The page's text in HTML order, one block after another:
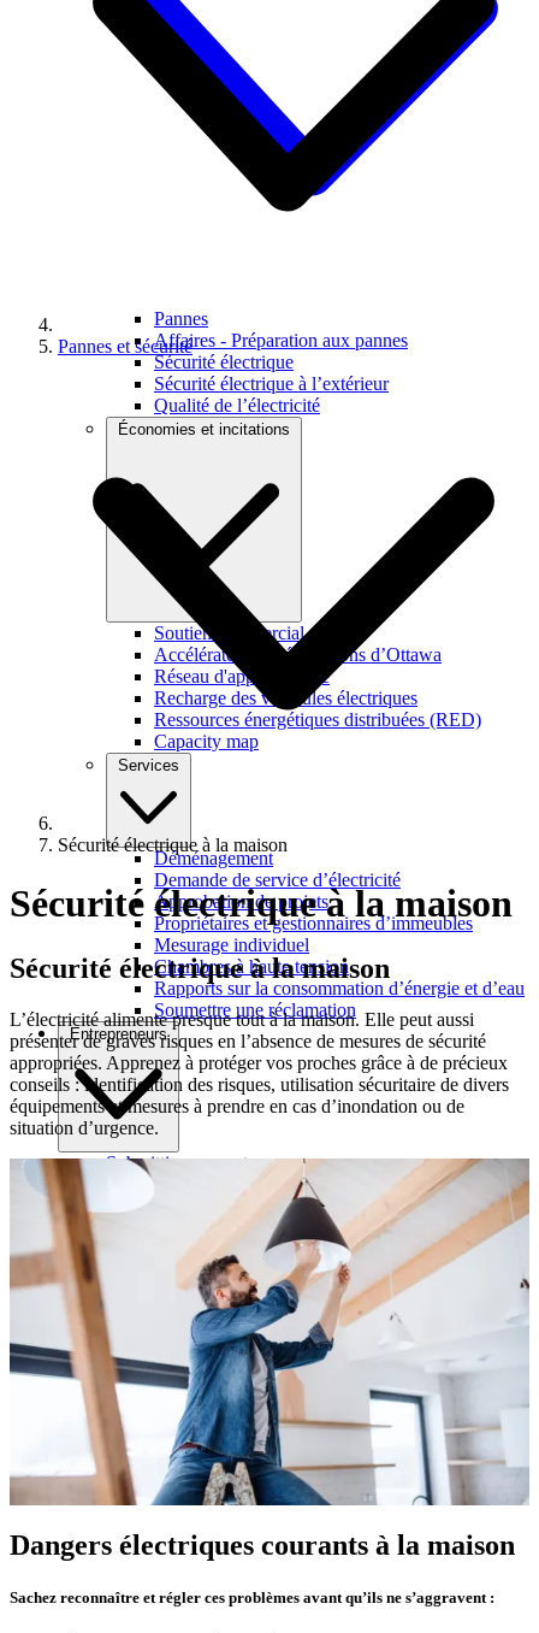
Pannes
Affaires - Préparation aux pannes
Sécurité électrique
Sécurité électrique à l’extérieur
Qualité de l’électricité
Économies et incitations
Soutien commercial
Accélérateur de rénovations d’Ottawa
Réseau d'apprentissage
Recharge des véhicules électriques
Ressources énergétiques distribuées (RED)
Capacity map
Services
Déménagement
Demande de service d’électricité
Approbation de projets
Propriétaires et gestionnaires d’immeubles
Mesurage individuel
Chambres à haute tension
Rapports sur la consommation d’énergie et d’eau
Soumettre une réclamation
Entrepreneurs
Submitting requests
Sécurité électrique à l’extérieur
Paiement de votre facture de services
Approbation de projets
Tranchées de services publics
Localisation excavation sécuritaire
Spécifications de conception commerciale
Spécifications de conception résidentielle
Conception de réseaux de distribution
Accès historique consommation d’électricité
Pannes et sécurité
Sécurité électrique à la maison
Sécurité électrique à la maison
Sécurité électriqueà la maison
L’électricité alimente presque tout à la maison. Elle peut aussi
présenter de graves risques en l’absence de mesures de sécurité
appropriées. Apprenez à protéger vos proches grâce à de précieux
conseils : identification des risques, utilisation sécuritaire de divers
équipements et mesures à prendre en cas d’inondation ou de
situation d’urgence.
Dangers électriques courants à la maison
Sachez reconnaître et régler ces problèmes avant qu’ils ne s’aggravent :